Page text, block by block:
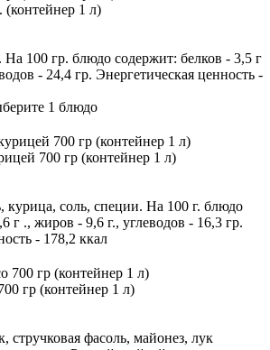
(контейнер 1 л)
На 100 гр. блюдо содержит: белков - 3,5 г
- 24,4 гр. Энергетическая ценность -
1 блюдо
700 гр (контейнер 1 л)
курица, соль, специи. На 100 г. блюдо
г ., жиров - 9,6 г., углеводов - 16,3 гр.
- 178,2 ккал
гр (контейнер 1 л)
стручковая фасоль, майонез, лук